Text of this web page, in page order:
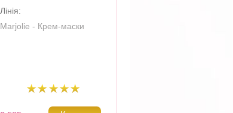
Лінія:
Marjolie - Крем-маски